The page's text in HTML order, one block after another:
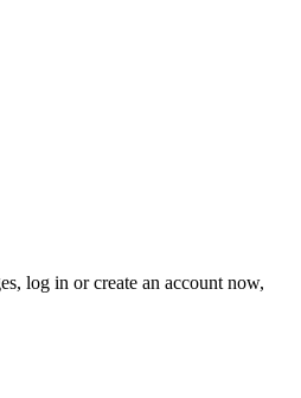
log in or create an account now,